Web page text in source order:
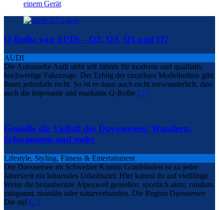
einem Gerät
Q-Reihe von AUDi – Q2, Q3, Q5 und Q7
AUDI
Die Automarke Audi steht seit Jahren für moderne und qualitativ
hochwertige Fahrzeuge. Der Erfolg der einzelnen Modellreihen gibt
ihnen jedenfalls recht. So ist es dann auch nicht verwunderlich, dass
auch die imposante und markante Q-Reihe [...]
Genieße die Vielfalt des Davosersees: Wandern,
Schwimmen und mehr
Lifestyle, Styling, Fitness & Entertainment
Der Davosersee im Schweizer Kanton Graubünden ist zu jeder
Jahreszeit ein lohnendes Urlaubsziel. Hier kannst du auf vielfältige
Weise die bezaubernde Alpenwelt genießen: sportlich aktiv, rundum
entspannt, mondän oder naturverbunden. Die Region Davosersee
Die auf [...]